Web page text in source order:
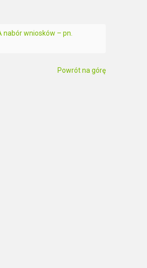
nabór wniosków – pn.
Powrót na górę